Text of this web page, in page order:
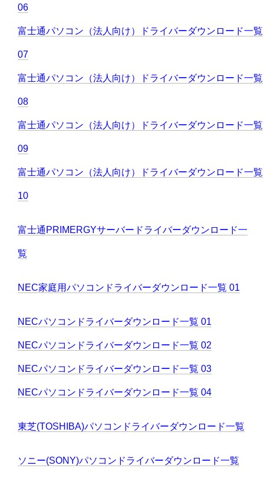
06
富士通パソコン（法人向け）ドライバーダウンロード一覧
07
富士通パソコン（法人向け）ドライバーダウンロード一覧
08
富士通パソコン（法人向け）ドライバーダウンロード一覧
09
富士通パソコン（法人向け）ドライバーダウンロード一覧
10
富士通PRIMERGYサーバードライバーダウンロード一
覧
NEC家庭用パソコンドライバーダウンロード一覧 01
NECパソコンドライバーダウンロード一覧 01
NECパソコンドライバーダウンロード一覧 02
NECパソコンドライバーダウンロード一覧 03
NECパソコンドライバーダウンロード一覧 04
東芝(TOSHIBA)パソコンドライバーダウンロード一覧
ソニー(SONY)パソコンドライバーダウンロード一覧